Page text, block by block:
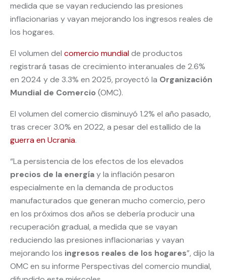
medida que se vayan reduciendo las presiones
inflacionarias y vayan mejorando los ingresos reales de
los hogares.
El volumen del comercio mundialde productos
registrará tasas de crecimiento interanuales de 2.6%
en 2024 y de 3.3% en 2025, proyectó la Organización
Mundial de Comercio (OMC).
El volumen del comercio disminuyó 1.2% el año pasado,
tras crecer 3.0% en 2022, a pesar del estallido de la
guerra en Ucrania.
“La persistencia de los efectos de los elevados
precios de la energíay la inflación pesaron
especialmente en la demanda de productos
manufacturados que generan mucho comercio, pero
en los próximos dos años se debería producir una
recuperación gradual, a medida que se vayan
reduciendo las presiones inflacionarias y vayan
mejorando los ingresos reales de los hogares”, dijo la
OMC en su informe Perspectivas del comercio mundial,